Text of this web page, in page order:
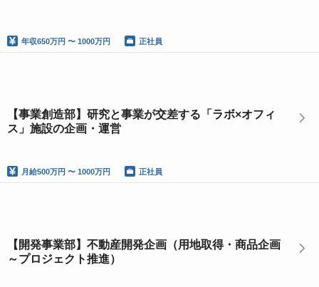
年収650万円 〜 1000万円 正社員
【事業創造部】研究と事業が交差する「ラボ×オフィ
ス」施設の企画・運営
月給500万円 〜 1000万円 正社員
【開発事業部】不動産開発企画（用地取得・商品企画
～プロジェクト推進）